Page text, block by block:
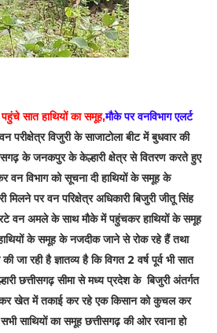
सात हाथियों का समूह,मौके पर वनविभाग एलर्ट
परीक्षेत्र विजुरी के साजाटोला बीट में बुधवार की
के जनकपुर के केल्हारी क्षेत्र से वितरण करते हुए
वन विभाग को सूचना दी हाथियों के समूह के
मिलने पर वन परिक्षेत्र अधिकारी बिजुरी जीतू सिंह
वन अमले के साथ मौके में पहुंचकर हाथियों के समूह
के समूह के नजदीक जाने से रोक रहे हैं तथा
जा रही है ज्ञातव्य है कि विगत 2 वर्ष पूर्व भी सात
छत्तीसगढ़ सीमा से मध्य प्रदेश के बिजुरी अंतर्गत
खेत में तकाई कर रहे एक किसान को कुचल कर
साथियों का समूह छत्तीसगढ़ की ओर रवाना हो